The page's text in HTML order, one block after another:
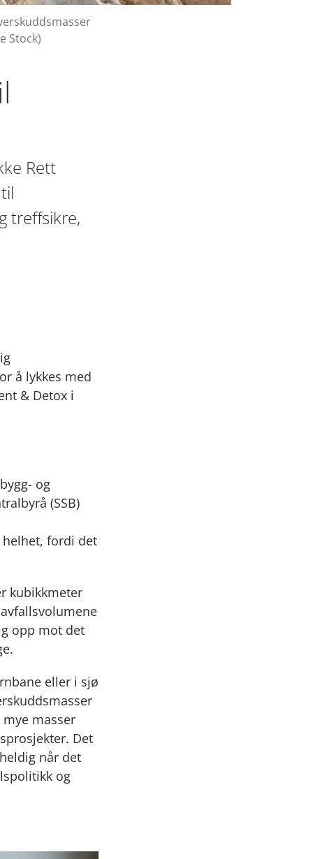
Stock)
Rett
treffsikre,
å lykkes med
& Detox i
og
(SSB)
helhet, fordi det
kubikkmeter
opp mot det
eller i sjø
masser
Det
når det
og